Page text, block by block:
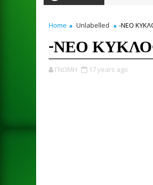
Home Unlabelled -ΝΕΟ
-ΝΕΟ
ΓΝΩΜΗ 17 years ago